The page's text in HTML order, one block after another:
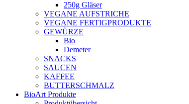
250g Gläser
VEGANE AUFSTRICHE
VEGANE FERTIGPRODUKTE
GEWÜRZE
Bio
Demeter
SNACKS
SAUCEN
KAFFEE
BUTTERSCHMALZ
BioArt Produkte